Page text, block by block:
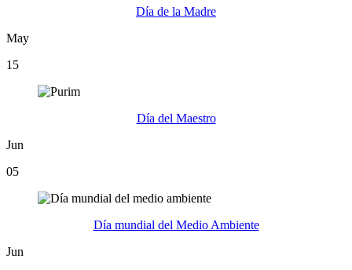
Día de la Madre
May
15
Día del Maestro
Jun
05
Día mundial del Medio Ambiente
Jun